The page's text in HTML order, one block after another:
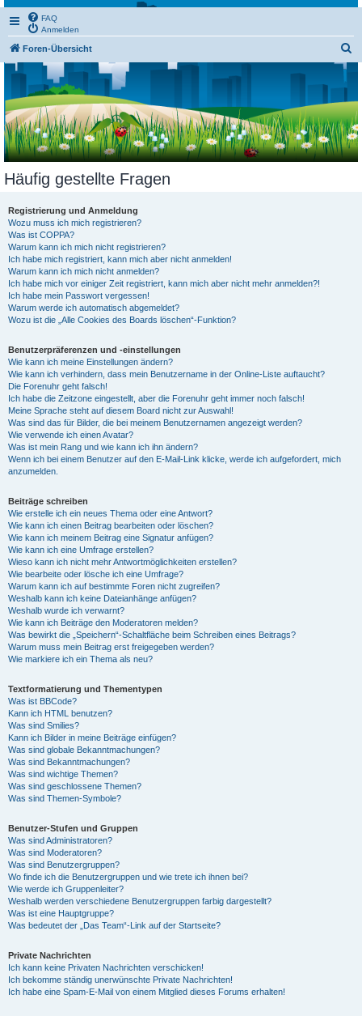
FAQ
Anmelden
Foren-Übersicht
h
e
Häufig gestellte Fragen
Registrierung und Anmeldung
Wozu muss ich mich registrieren?
Was ist COPPA?
Warum kann ich mich nicht registrieren?
Ich habe mich registriert, kann mich aber nicht anmelden!
Warum kann ich mich nicht anmelden?
Ich habe mich vor einiger Zeit registriert, kann mich aber nicht mehr anmelden?!
Ich habe mein Passwort vergessen!
Warum werde ich automatisch abgemeldet?
Wozu ist die „Alle Cookies des Boards löschen“-Funktion?
Benutzerpräferenzen und -einstellungen
Wie kann ich meine Einstellungen ändern?
Wie kann ich verhindern, dass mein Benutzername in der Online-Liste auftaucht?
Die Forenuhr geht falsch!
Ich habe die Zeitzone eingestellt, aber die Forenuhr geht immer noch falsch!
Meine Sprache steht auf diesem Board nicht zur Auswahl!
Was sind das für Bilder, die bei meinem Benutzernamen angezeigt werden?
Wie verwende ich einen Avatar?
Was ist mein Rang und wie kann ich ihn ändern?
Wenn ich bei einem Benutzer auf den E-Mail-Link klicke, werde ich aufgefordert, mich
anzumelden.
Beiträge schreiben
Wie erstelle ich ein neues Thema oder eine Antwort?
Wie kann ich einen Beitrag bearbeiten oder löschen?
Wie kann ich meinem Beitrag eine Signatur anfügen?
Wie kann ich eine Umfrage erstellen?
Wieso kann ich nicht mehr Antwortmöglichkeiten erstellen?
Wie bearbeite oder lösche ich eine Umfrage?
Warum kann ich auf bestimmte Foren nicht zugreifen?
Weshalb kann ich keine Dateianhänge anfügen?
Weshalb wurde ich verwarnt?
Wie kann ich Beiträge den Moderatoren melden?
Was bewirkt die „Speichern“-Schaltfläche beim Schreiben eines Beitrags?
Warum muss mein Beitrag erst freigegeben werden?
Wie markiere ich ein Thema als neu?
Textformatierung und Thementypen
Was ist BBCode?
Kann ich HTML benutzen?
Was sind Smilies?
Kann ich Bilder in meine Beiträge einfügen?
Was sind globale Bekanntmachungen?
Was sind Bekanntmachungen?
Was sind wichtige Themen?
Was sind geschlossene Themen?
Was sind Themen-Symbole?
Benutzer-Stufen und Gruppen
Was sind Administratoren?
Was sind Moderatoren?
Was sind Benutzergruppen?
Wo finde ich die Benutzergruppen und wie trete ich ihnen bei?
Wie werde ich Gruppenleiter?
Weshalb werden verschiedene Benutzergruppen farbig dargestellt?
Was ist eine Hauptgruppe?
Was bedeutet der „Das Team“-Link auf der Startseite?
Private Nachrichten
Ich kann keine Privaten Nachrichten verschicken!
Ich bekomme ständig unerwünschte Private Nachrichten!
Ich habe eine Spam-E-Mail von einem Mitglied dieses Forums erhalten!